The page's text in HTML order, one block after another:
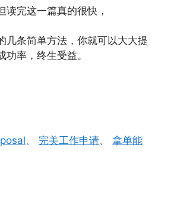
读完这一篇真的很快，
几条简单方法，你就可以大大提
功率，终生受益。
、 完美工作申请、拿单能